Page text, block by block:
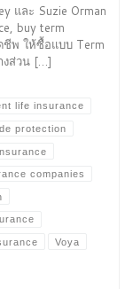
และ Suzie Orman
buy term
พ ให้ซื้อแบบ Term
งส่วน […]
life insurance
protection
companies
Voya